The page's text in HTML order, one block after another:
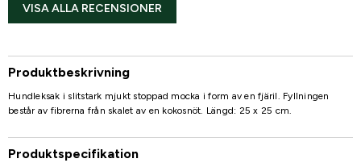
VISA ALLA RECENSIONER
Produktbeskrivning
Hundleksak i slitstark mjukt stoppad mocka i form av en fjäril. Fyllningen
består av fibrerna från skalet av en kokosnöt. Längd: 25 x 25 cm.
Produktspecifikation